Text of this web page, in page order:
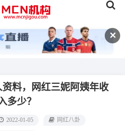
✕
料，网红三妮阿姨年收
多少？
2022-01-05 网红八卦